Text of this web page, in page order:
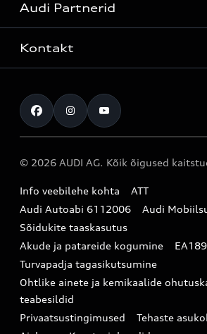
Laoautod
Müügikampaaniad
Audi Liising 1%
Audi konfiguraator (konfiguraator on
Teenindus
Originaalosad
Garantiitingimused
Audi Partnerid
Audi Tallinn
Pärnu esindus
Audi Tartu
Kontakt
Kontakt
Registreeru proovisõidule
Broneeri teenindus
Infopäring
Audi uudised
myAudi
Uudiskiri
© 2026 AUDI AG. Kõik õigused
Info veebilehe kohta
ATT
Audi Autoabi 6112006
Audi
Sõidukite taaskasutus
Akude ja patareide kogumine
EA189
Turvapadja tagasikutsumine
Ohtlike ainete ja kemikaalide
teabesildid
Privaatsustingimused
Tehaste